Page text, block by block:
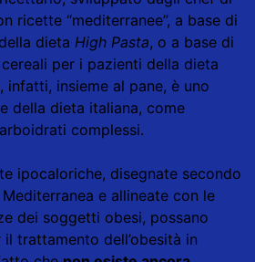
ricette “mediterranee”, a base di
dieta High Pasta, o a base di
per i pazienti della dieta
infatti, insieme al pane, è uno
della dieta italiana, come
complessi.
ipocaloriche, disegnate secondo
e allineate con le
dei soggetti obesi, possano
trattamento dell’obesità in